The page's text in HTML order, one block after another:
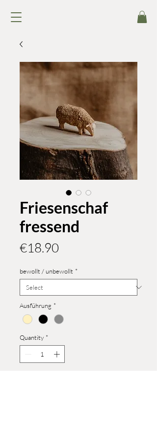
Friesenschaf
fressend
€18.90
bewollt / unbewollt *
Ausführung *
Quantity *